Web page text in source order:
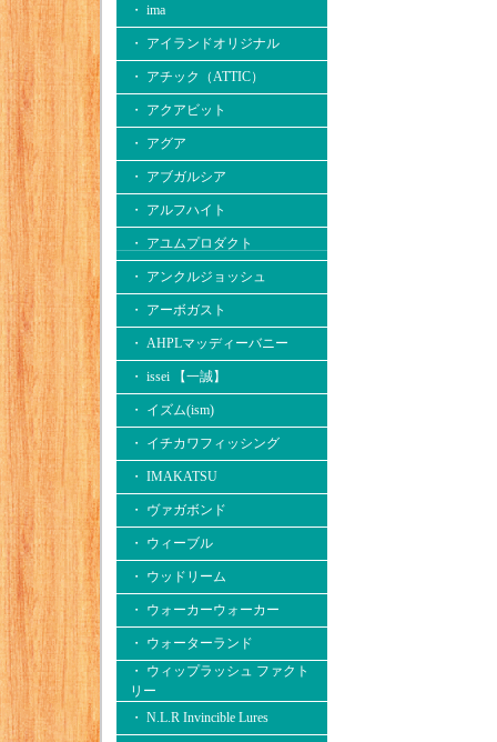
・ ima
・ アイランドオリジナル
・ アチック（ATTIC）
・ アクアビット
・ アグア
・ アブガルシア
・ アルフハイト
・ アユムプロダクト
・ アンクルジョッシュ
・ アーボガスト
・ AHPLマッディーバニー
・ issei 【一誠】
・ イズム(ism)
・ イチカワフィッシング
・ IMAKATSU
・ ヴァガボンド
・ ウィーブル
・ ウッドリーム
・ ウォーカーウォーカー
・ ウォーターランド
・ ウィップラッシュ ファクト
リー
・ N.L.R Invincible Lures